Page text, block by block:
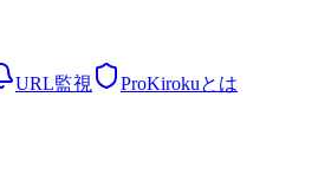
URL監視 ProKirokuとは